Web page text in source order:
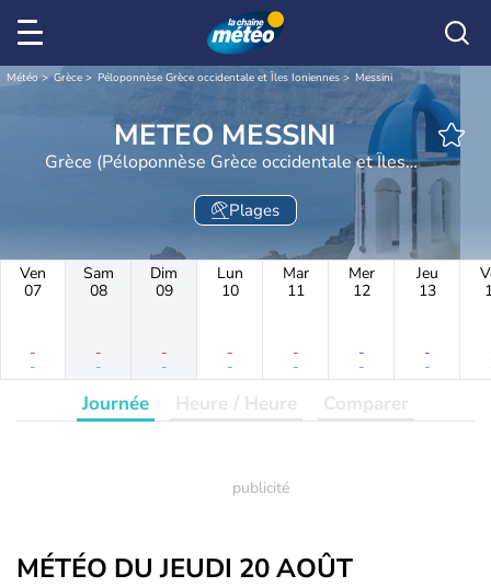
Météo Grèce Péloponnèse Grèce occidentale et Îles Ioniennes Messini
METEO MESSINI
Grèce (Péloponnèse Grèce occidentale et Îles
Plages
Ven
07
-
-
Sam
08
-
-
Dim
09
-
-
Lun
10
-
-
Mar
11
-
-
Mer
12
-
-
Jeu
13
-
-
Journée Heure / Heure Comparer
MÉTÉO DU JEUDI 20 AOÛT